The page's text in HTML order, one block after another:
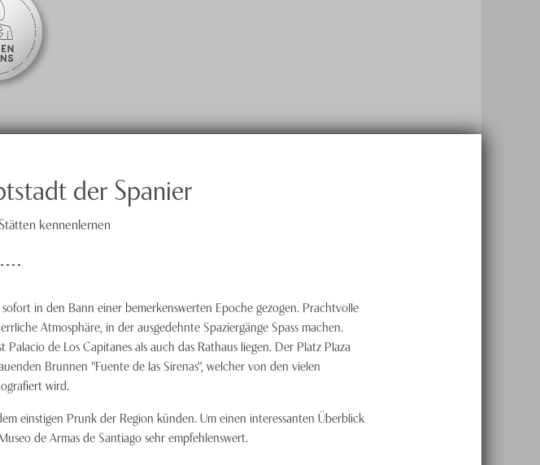
der Spanier
kennenlernen
in den Bann einer bemerkenswerten Epoche gezogen. Prachtvolle
Atmosphäre, in der ausgedehnte Spaziergänge Spass machen.
de Los Capitanes als auch das Rathaus liegen. Der Platz Plaza
Brunnen "Fuente de las Sirenas", welcher von den vielen
wird.
einstigen Prunk der Region künden. Um einen interessanten Überblick
de Armas de Santiago sehr empfehlenswert.